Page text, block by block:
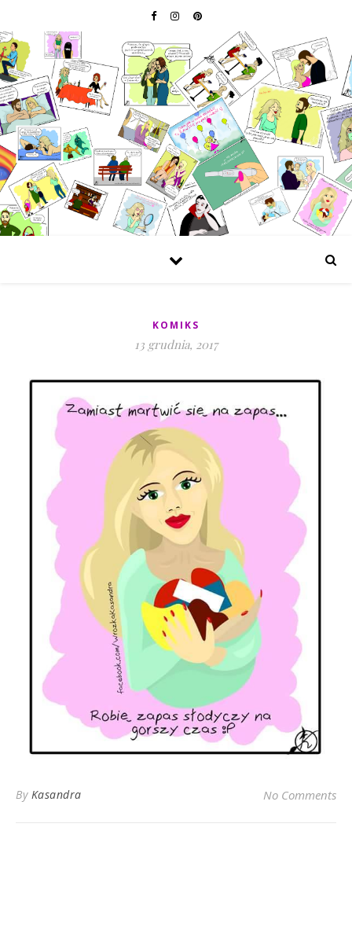
KOMIKS
13 grudnia, 2017
By Kasandra No Comments